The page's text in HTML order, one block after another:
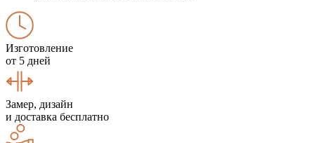
Изготовление
от 5 дней
Замер, дизайн
и доставка бесплатно